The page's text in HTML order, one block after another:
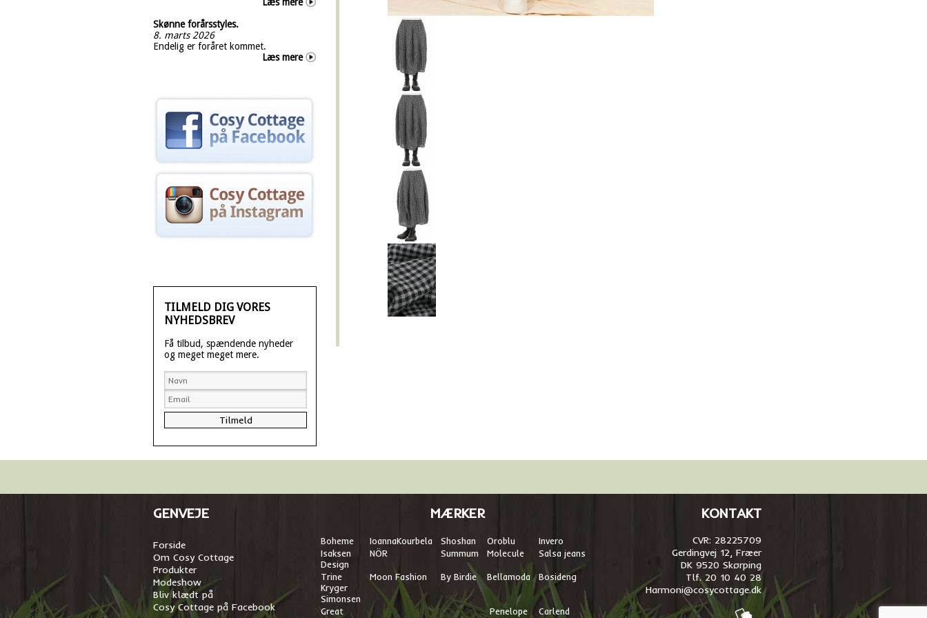
Skønne forårsstyles.
8. marts 2026
Endelig er foråret kommet.
Læs mere
TILMELD DIG VORES
NYHEDSBREV
Få tilbud, spændende nyheder
og meget meget mere.
GENVEJE
Forside
Om Cosy Cottage
Produkter
Modeshow
Bliv klædt på
Cosy Cottage på Facebook
MÆRKER
Boheme IoannaKourbela Shoshan Oroblu
Invero
Isaksen
Design
NÖR Summum Molecule Salsa jeans
Trine
Kryger
Simonsen
Moon Fashion By Birdie Bellamoda Bosideng
Great
Penelope
Carlend
KONTAKT
CVR: 28225709
Gerdingvej 12, Fræer
DK 9520 Skørping
Tlf. 20 10 40 28
Harmoni@cosycottage.dk